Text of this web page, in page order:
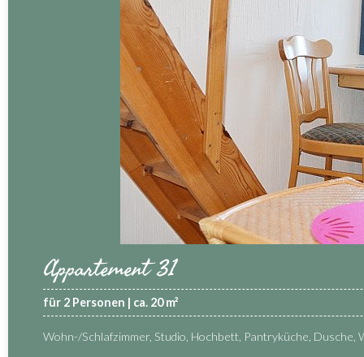
Appartement 31
für 2 Personen | ca. 20 m²
Wohn-/Schlafzimmer, Studio, Hochbett, Pantryküche, Dusche,